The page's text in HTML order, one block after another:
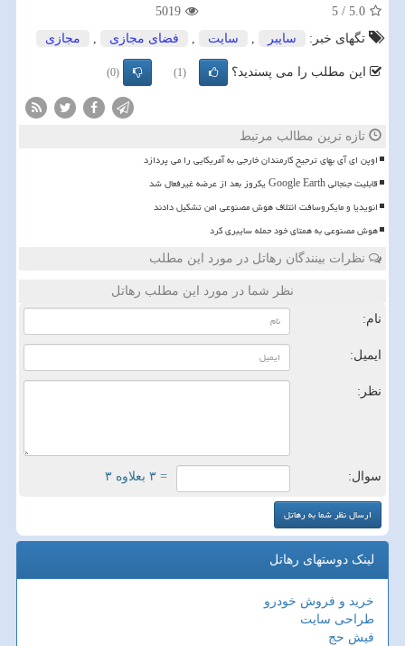
5.0
/
5
5019
تگهای خبر:
سایبر , سایت , فضای مجازی , مجازی
این مطلب را می پسندید؟ (1)
(0)
تازه ترین مطالب مرتبط
اوپن ای آی بهای ترجیح کارمندان خارجی به آمریکایی را می پردازد
قابلیت جنجالی Google Earth یکروز بعد از عرضه غیرفعال شد
انویدیا و مایکروسافت ائتلاف هوش مصنوعی امن تشکیل دادند
هوش مصنوعی به همتای خود حمله سایبری کرد
نظرات بینندگان رهاتل در مورد این مطلب
نظر شما در مورد این مطلب رهاتل
نام:
ایمیل:
نظر:
سوال: = ۳ بعلاوه ۳
لینک دوستهای رهاتل
خرید و فروش خودرو
طراحی سایت
فیش حج